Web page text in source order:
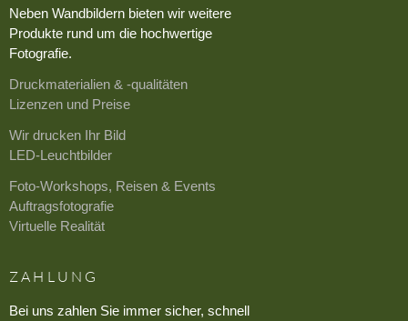
Neben Wandbildern bieten wir weitere
Produkte rund um die hochwertige
Fotografie.
Druckmaterialien & -qualitäten
Lizenzen und Preise
Wir drucken Ihr Bild
LED-Leuchtbilder
Foto-Workshops, Reisen & Events
Auftragsfotografie
Virtuelle Realität
ZAHLUNG
Bei uns zahlen Sie immer sicher, schnell